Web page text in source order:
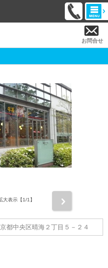
お問合せ
大表示【1/1】
都中央区晴海２丁目５－２４